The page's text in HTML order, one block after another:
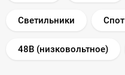
Светильники Спот
48В (низковольтное)